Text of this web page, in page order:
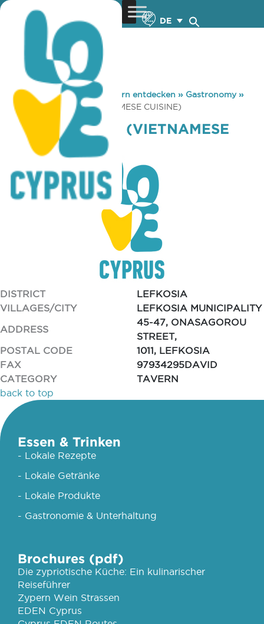
DE
You are here: Home »Zypern entdecken » Gastronomy»
BUN CHA HANOI (VIETNAMESE CUISINE)
BUN CHA HANOI (VIETNAMESE
CUISINE)
DISTRICT
LEFKOSIA
VILLAGES/CITY
LEFKOSIA MUNICIPALITY
ADDRESS
45-47, ONASAGOROU
STREET,
POSTAL CODE
1011, LEFKOSIA
FAX
97934295DAVID
CATEGORY
TAVERN
back to top
Essen & Trinken
- Lokale Rezepte
- Lokale Getränke
- Lokale Produkte
- Gastronomie & Unterhaltung
Brochures (pdf)
Die zypriotische Küche: Ein kulinarischer
Reiseführer
Zypern Wein Strassen
EDEN Cyprus